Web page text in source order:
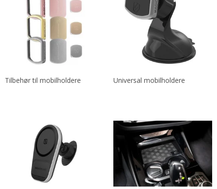
Tilbehør til mobilholdere Universal mobilholdere